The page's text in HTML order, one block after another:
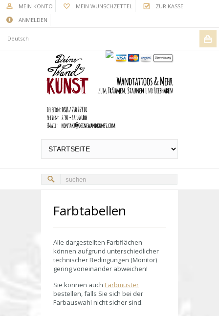
MEIN KONTO MEIN WUNSCHZETTEL
ZUR KASSE
ANMELDEN
Deutsch
Farbtabellen
Alle dargestellten Farbflächen
können aufgrund unterschiedlicher
technischer Bedingungen (Monitor)
gering voneinander abweichen!
Sie können auch Farbmuster
bestellen, falls Sie sich bei der
Farbauswahl nicht sicher sind.